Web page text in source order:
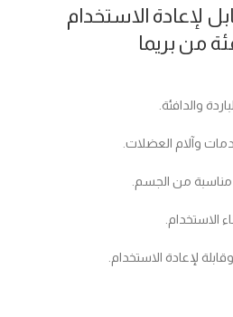
لإعادة الاستخدام
من بريما
والدافئة.
وآلام العضلات.
الاستخدام.
لإعادة الاستخدام.